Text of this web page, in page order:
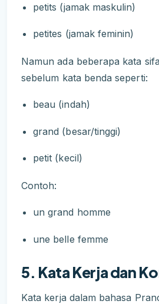
petits (jamak maskulin)
petites (jamak feminin)
Namun ada beberapa kata
sebelum kata benda seperti:
beau (indah)
grand (besar/tinggi)
petit (kecil)
Contoh:
un grand homme
une belle femme
5. Kata Kerja dan
Kata kerja dalam bahasa